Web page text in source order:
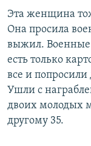
Эта женщина
Она просила
выжил. Военные
есть только
все и
Ушли с
двоих молодых
другому 35.